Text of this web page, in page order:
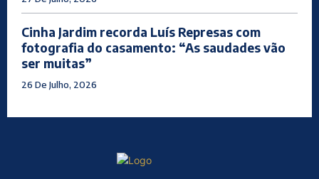
Cinha Jardim recorda Luís Represas com
fotografia do casamento: “As saudades vão
ser muitas”
26 De Julho, 2026